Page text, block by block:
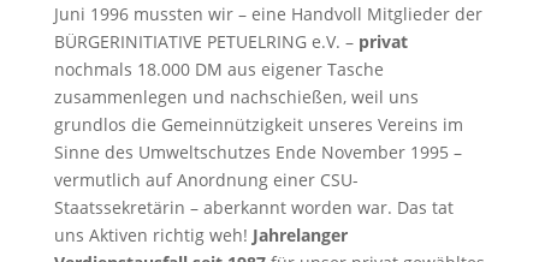
Juni 1996 mussten wir – eine Handvoll Mitglieder der
BÜRGERINITIATIVE PETUELRING e.V. – privat
nochmals 18.000 DM aus eigener Tasche
zusammenlegen und nachschießen, weil uns
grundlos die Gemeinnützigkeit unseres Vereins im
Sinne des Umweltschutzes Ende November 1995 –
vermutlich auf Anordnung einer CSU-
Staatssekretärin – aberkannt worden war. Das tat
uns Aktiven richtig weh! Jahrelanger